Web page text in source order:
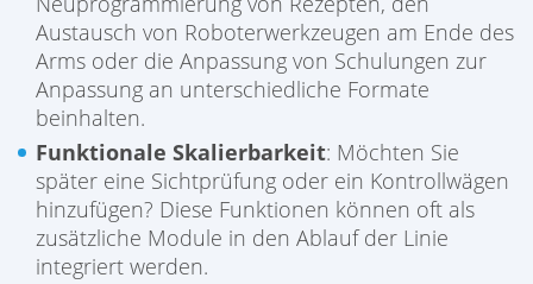
Austausch von Roboterwerkzeugen am Ende des
Arms oder die Anpassung von Schulungen zur
Anpassung an unterschiedliche Formate
beinhalten.
Funktionale Skalierbarkeit: Möchten Sie
später eine Sichtprüfung oder ein Kontrollwägen
hinzufügen? Diese Funktionen können oft als
zusätzliche Module in den Ablauf der Linie
integriert werden.